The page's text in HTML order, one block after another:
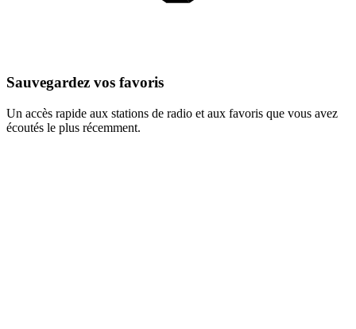
Sauvegardez vos favoris
Un accès rapide aux stations de radio et aux favoris que vous avez
écoutés le plus récemment.